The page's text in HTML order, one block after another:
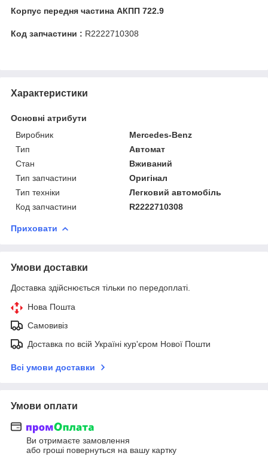
Корпус передня частина АКПП 722.9
Код запчастини : R2222710308
Характеристики
Основні атрибути
Виробник
Mercedes-Benz
Тип
Автомат
Стан
Вживаний
Тип запчастини
Оригінал
Тип техніки
Легковий автомобіль
Код запчастини
R2222710308
Приховати
Умови доставки
Доставка здійснюється тільки по передоплаті.
Нова Пошта
Самовивіз
Доставка по всій Україні кур'єром Нової Пошти
Всі умови доставки
Умови оплати
Ви отримаєте замовлення
або гроші повернуться на вашу картку